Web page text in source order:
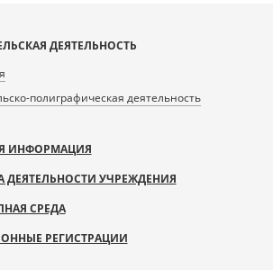
ДЕЯТЕЛЬНОСТЬ
полиграфическая деятельность
ИНФОРМАЦИЯ
ДЕЯТЕЛЬНОСТИ УЧРЕЖДЕНИЯ
СРЕДА
РЕГИСТРАЦИИ